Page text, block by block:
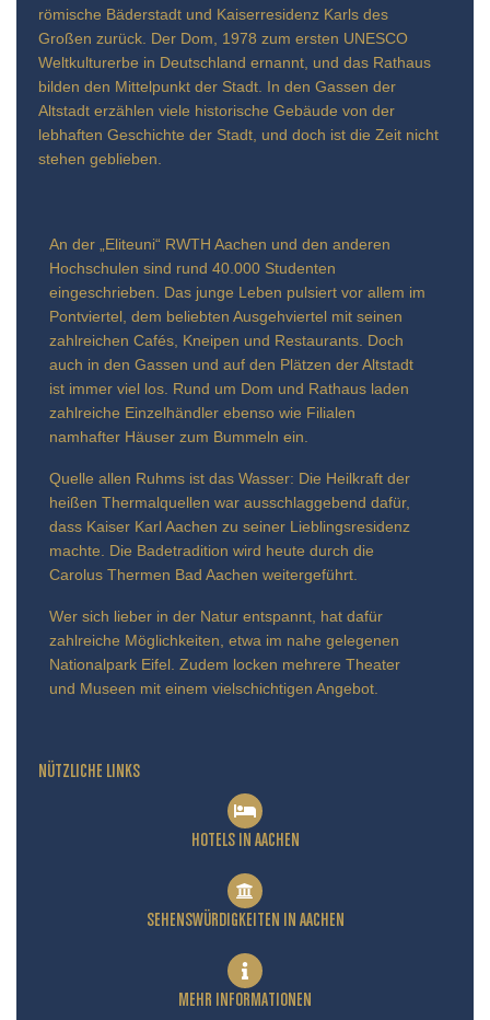
römische Bäderstadt und Kaiserresidenz Karls des
Großen zurück. Der Dom, 1978 zum ersten UNESCO
Weltkulturerbe in Deutschland ernannt, und das Rathaus
bilden den Mittelpunkt der Stadt. In den Gassen der
Altstadt erzählen viele historische Gebäude von der
lebhaften Geschichte der Stadt, und doch ist die Zeit nicht
stehen geblieben.
An der „Eliteuni“ RWTH Aachen und den anderen
Hochschulen sind rund 40.000 Studenten
eingeschrieben. Das junge Leben pulsiert vor allem im
Pontviertel, dem beliebten Ausgehviertel mit seinen
zahlreichen Cafés, Kneipen und Restaurants. Doch
auch in den Gassen und auf den Plätzen der Altstadt
ist immer viel los. Rund um Dom und Rathaus laden
zahlreiche Einzelhändler ebenso wie Filialen
namhafter Häuser zum Bummeln ein.
Quelle allen Ruhms ist das Wasser: Die Heilkraft der
heißen Thermalquellen war ausschlaggebend dafür,
dass Kaiser Karl Aachen zu seiner Lieblingsresidenz
machte. Die Badetradition wird heute durch die
Carolus Thermen Bad Aachen weitergeführt.
Wer sich lieber in der Natur entspannt, hat dafür
zahlreiche Möglichkeiten, etwa im nahe gelegenen
Nationalpark Eifel. Zudem locken mehrere Theater
und Museen mit einem vielschichtigen Angebot.
NÜTZLICHE LINKS
HOTELS IN AACHEN
SEHENSWÜRDIGKEITEN IN AACHEN
MEHR INFORMATIONEN